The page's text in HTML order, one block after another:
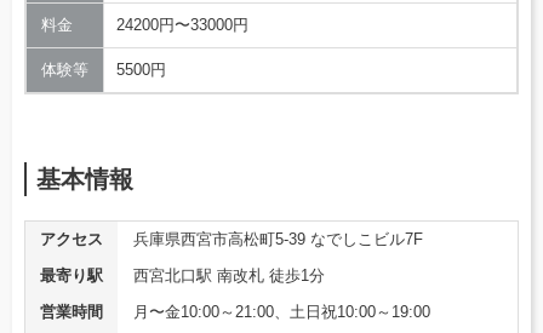
料金 24200円〜33000円
体験等 5500円
基本情報
アクセス
兵庫県西宮市高松町5-39 なでしこビル7F
最寄り駅
西宮北口駅 南改札 徒歩1分
営業時間
月〜金10:00～21:00、土日祝10:00～19:00